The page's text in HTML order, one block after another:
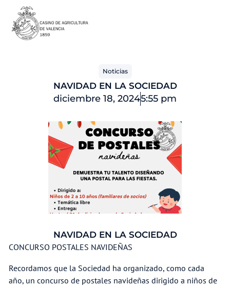
al
Noticias
NAVIDAD EN LA SOCIEDAD
diciembre 18, 20245:55 pm
NAVIDAD EN LA SOCIEDAD
CONCURSO POSTALES NAVIDEÑAS
Recordamos que la Sociedad ha organizado, como cada
año, un concurso de postales navideñas dirigido a niños de